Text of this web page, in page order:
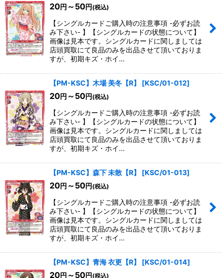
20円 ～50円 (税込)
【シングルカードご購入時の注意事項 -必ずお読
み下さい- 】【シングルカードの状態について】
画像は見本です。シングルカードに関しましては
店頭買取にて良品のみを出品させて頂いておりま
すが、初期キズ・ホイ…
【PM-KSC】木場 美冬【R】 [KSC/01-012]
20円 ～50円 (税込)
【シングルカードご購入時の注意事項 -必ずお読
み下さい- 】【シングルカードの状態について】
画像は見本です。シングルカードに関しましては
店頭買取にて良品のみを出品させて頂いておりま
すが、初期キズ・ホイ…
【PM-KSC】森下 未散【R】 [KSC/01-013]
20円 ～50円 (税込)
【シングルカードご購入時の注意事項 -必ずお読
み下さい- 】【シングルカードの状態について】
画像は見本です。シングルカードに関しましては
店頭買取にて良品のみを出品させて頂いておりま
すが、初期キズ・ホイ…
【PM-KSC】青海 衣更【R】 [KSC/01-014]
20円 ～50円 (税込)